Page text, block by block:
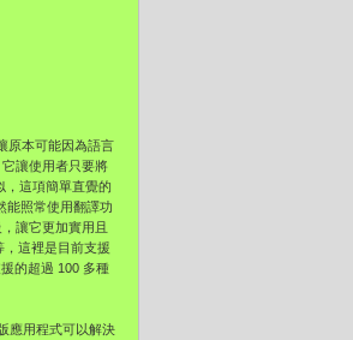
原本可能因為語言
讓使用者只要將
，這項簡單直覺的
能照常使用翻譯功
讓它更加實用且
這裡是目前支援
的超過 100 多種
應用程式可以解決